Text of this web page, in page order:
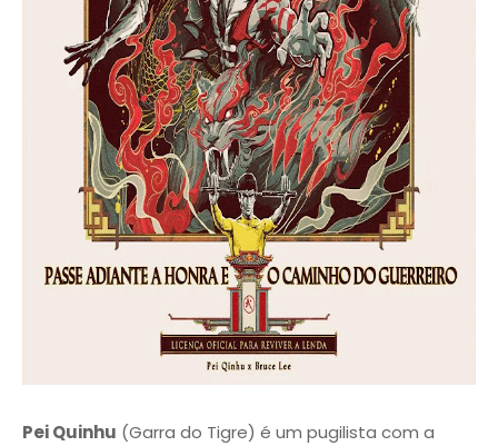
Pei Quinhu (Garra do Tigre) é um pugilista com a